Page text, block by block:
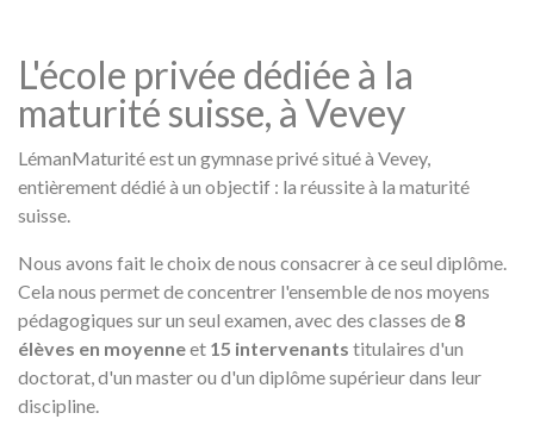
L'école privée dédiée à la
maturité suisse, à Vevey
LémanMaturité est un gymnase privé situé à Vevey,
entièrement dédié à un objectif : la réussite à la maturité
suisse.
Nous avons fait le choix de nous consacrer à ce seul diplôme.
Cela nous permet de concentrer l'ensemble de nos moyens
pédagogiques sur un seul examen, avec des classes de 8
élèves en moyenneet 15 intervenants titulaires d'un
doctorat, d'un master ou d'un diplôme supérieur dans leur
discipline.